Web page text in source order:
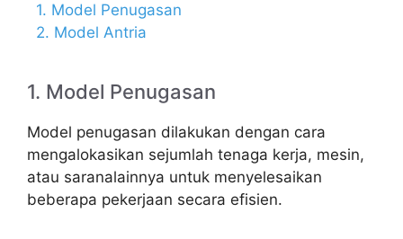
1. Model Penugasan
2. Model Antria
1. Model Penugasan
Model penugasan dilakukan dengan cara
mengalokasikan sejumlah tenaga kerja, mesin,
atau saranalainnya untuk menyelesaikan
beberapa pekerjaan secara efisien.